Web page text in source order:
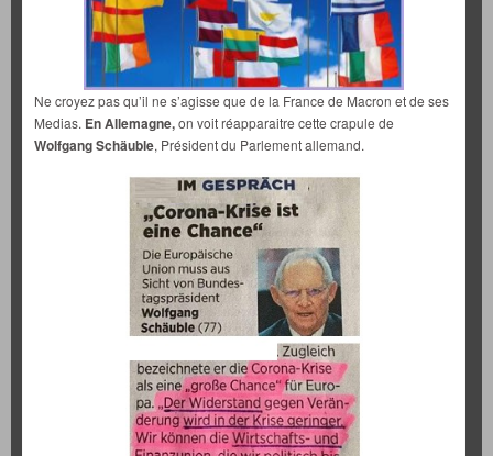
Ne croyez pas qu’il ne s’agisse que de la France de Macron et de ses
Medias. En Allemagne,on voit réapparaitre cette crapule de
Wolfgang Schäuble, Président du Parlement allemand.